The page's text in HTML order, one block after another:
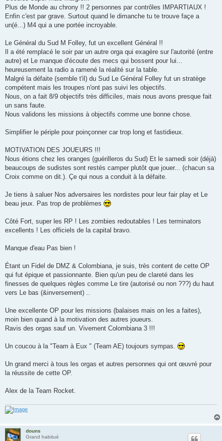
Plus de Monde au chrony !! 2 personnes par contrôles IMPARTIAUX !
Enfin c'est par grave. Surtout quand le dimanche tu te trouve façe a
un(é...) M4 qui a une portée incroyable.
Le Général du Sud M Folley, fut un excellent Général !!
Il a été remplacé le soir par un autre orga qui exagère sur l'autorité (entre
autre) et Le manque d'écoute des mecs qui bossent pour lui...
heureusement la radio a ramené la réalité sur la table.
Malgré la défaite (semble t'il) du Sud Le Général Folley fut un stratège
compétent mais les troupes n'ont pas suivi les objectifs.
Nous, on a fait 8/9 objectifs très difficiles, mais nous avons presque fait
un sans faute.
Nous validons les missions à objectifs comme une bonne chose.
Simplifier le périple pour poinçonner car trop long et fastidieux.
MOTIVATION DES JOUEURS !!!
Nous étions chez les oranges (guérilleros du Sud) Et le samedi soir (déjà)
beaucoups de sudistes sont restés camper plutôt que jouer... (chacun sa
Croix comme on dit.). Çe qui nous a conduit à la défaite.
Je tiens à saluer Nos adversaires les nordistes pour leur fair play et Le
beau jeux. Pas trop de problèmes
Côté Fort, super les RP ! Les zombies redoutables ! Les terminators
excellents ! Les officiels de la capital bravo.
Manque d'eau Pas bien !
Étant un Fidel de DMZ & Colombiana, je suis, très content de cette OP
qui fut épique et passionnante. Bien qu'un peu de clareté dans les
finesses de quelques règles comme Le tire (autorisé ou non ???) du haut
vers Le bas (&inversement) ..
Une excellente OP pour les missions (balaises mais on les a faites),
moin bien quand à la motivation des autres joueurs.
Ravis des orgas sauf un. Vivement Colombiana 3 !!!
Un coucou à la "Team à Eux " (Team AE) toujours sympas.
Un grand merci à tous les orgas et autres personnes qui ont œuvré pour
la réussite de cette OP.
Alex de la Team Rocket.
douns
Grand habitué